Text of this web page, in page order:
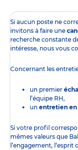
Si aucun poste ne
invitons à faire une
recherche constante
intéresse, nous vous
Concernant les
un premier
l’équipe RH,
un entretien en
Si votre profil
mêmes valeurs que
l’engagement, l’esprit